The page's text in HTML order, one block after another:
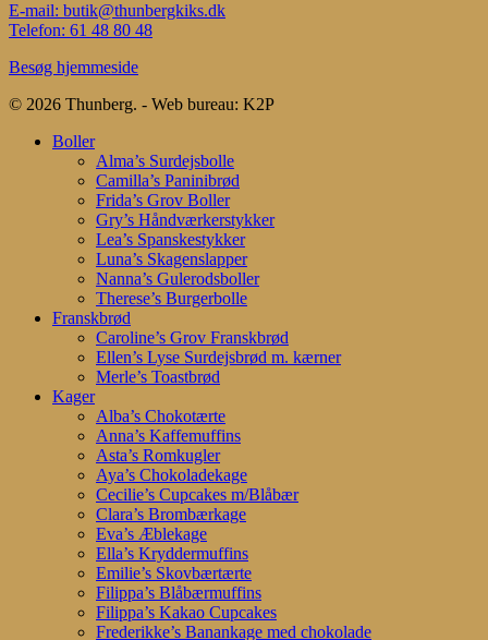
E-mail: butik@thunbergkiks.dk
Telefon: 61 48 80 48
Besøg hjemmeside
© 2026 Thunberg. - Web bureau: K2P
Close
Boller
Alma’s Surdejsbolle
Camilla’s Paninibrød
Frida’s Grov Boller
Gry’s Håndværkerstykker
Lea’s Spanskestykker
Luna’s Skagenslapper
Nanna’s Gulerodsboller
Therese’s Burgerbolle
Franskbrød
Caroline’s Grov Franskbrød
Ellen’s Lyse Surdejsbrød m. kærner
Merle’s Toastbrød
Kager
Alba’s Chokotærte
Anna’s Kaffemuffins
Asta’s Romkugler
Aya’s Chokoladekage
Cecilie’s Cupcakes m/Blåbær
Clara’s Brombærkage
Eva’s Æblekage
Ella’s Kryddermuffins
Emilie’s Skovbærtærte
Filippa’s Blåbærmuffins
Filippa’s Kakao Cupcakes
Frederikke’s Banankage med chokolade